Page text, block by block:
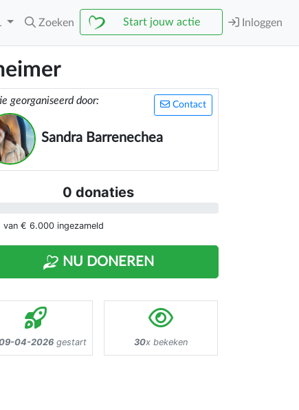
Zoeken Start jouw actie Inloggen
Contact
georganiseerd door:
Sandra Barrenechea
0 donaties
van € 6.000 ingezameld
NU DONEREN
04-2026gestart 30x bekeken